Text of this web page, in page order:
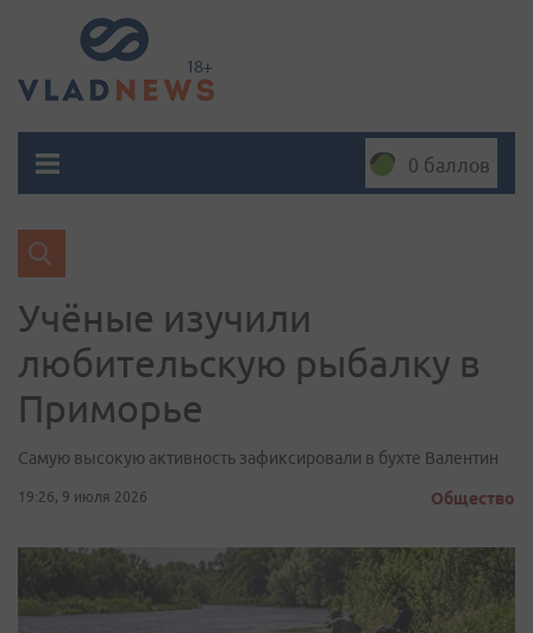
0 баллов
Учёные изучили
любительскую рыбалку в
Приморье
Самую высокую активность зафиксировали в бухте Валентин
19:26, 9 июля 2026 Общество